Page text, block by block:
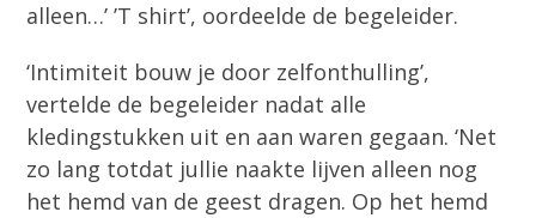
alleen…’ ’T shirt’, oordeelde de begeleider.
‘Intimiteit bouw je door zelfonthulling’,
vertelde de begeleider nadat alle
kledingstukken uit en aan waren gegaan. ‘Net
zo lang totdat jullie naakte lijven alleen nog
het hemd van de geest dragen. Op het hemd